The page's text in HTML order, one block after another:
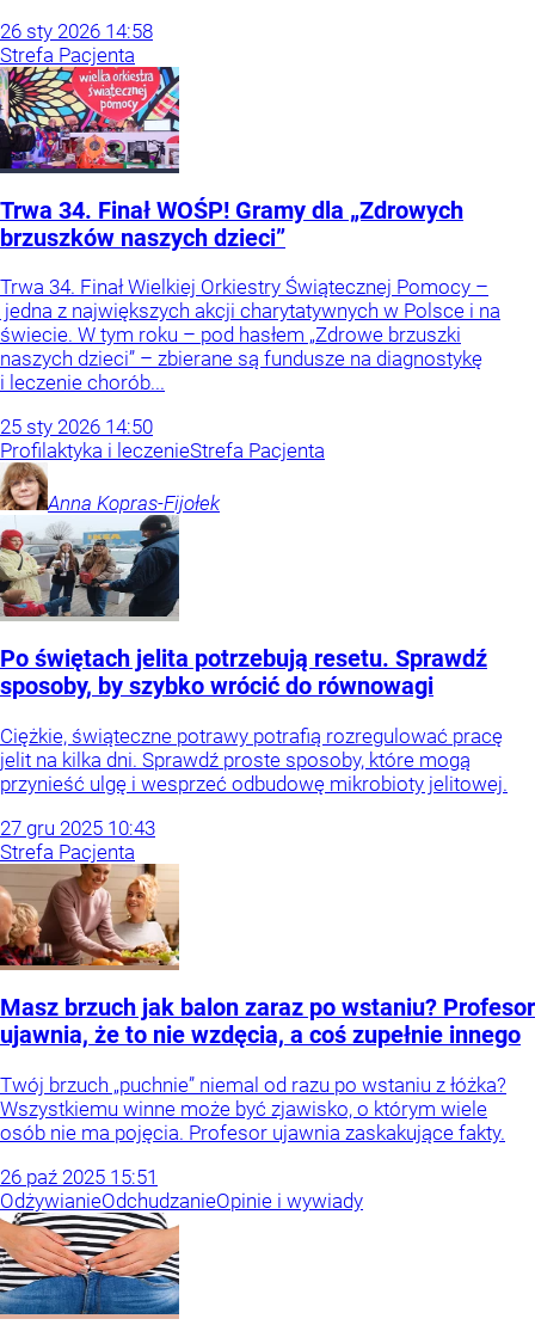
26 sty 2026 14:58
Strefa Pacjenta
Trwa 34. Finał WOŚP! Gramy dla „Zdrowych
brzuszków naszych dzieci”
Trwa 34. Finał Wielkiej Orkiestry Świątecznej Pomocy –
jedna z największych akcji charytatywnych w Polsce i na
świecie. W tym roku – pod hasłem „Zdrowe brzuszki
naszych dzieci” – zbierane są fundusze na diagnostykę
i leczenie chorób...
25 sty 2026 14:50
Profilaktyka i leczenieStrefa Pacjenta
Anna Kopras-Fijołek
Po świętach jelita potrzebują resetu. Sprawdź
sposoby, by szybko wrócić do równowagi
Ciężkie, świąteczne potrawy potrafią rozregulować pracę
jelit na kilka dni. Sprawdź proste sposoby, które mogą
przynieść ulgę i wesprzeć odbudowę mikrobioty jelitowej.
27 gru 2025 10:43
Strefa Pacjenta
Masz brzuch jak balon zaraz po wstaniu? Profesor
ujawnia, że to nie wzdęcia, a coś zupełnie innego
Twój brzuch „puchnie” niemal od razu po wstaniu z łóżka?
Wszystkiemu winne może być zjawisko, o którym wiele
osób nie ma pojęcia. Profesor ujawnia zaskakujące fakty.
26 paź 2025 15:51
OdżywianieOdchudzanieOpinie i wywiady